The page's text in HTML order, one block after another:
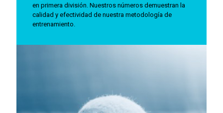
en primera división. Nuestros números demuestran la
calidad y efectividad de nuestra metodología de
entrenamiento.